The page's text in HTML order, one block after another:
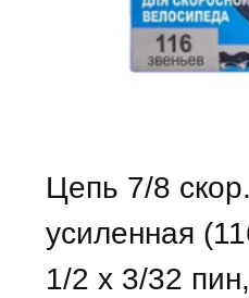
Цепь 7/8
усиленная
1/2 х 3/32